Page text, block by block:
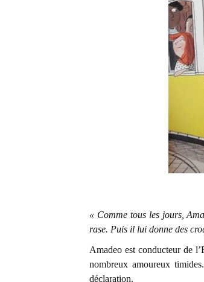
« Comme tous les jours,
rase. Puis il lui donne des
Amadeo est conducteur de
nombreux amoureux
déclaration.